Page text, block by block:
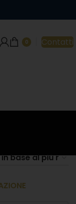
0 Contatti